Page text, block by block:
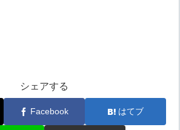
シェアする
Facebook はてブ